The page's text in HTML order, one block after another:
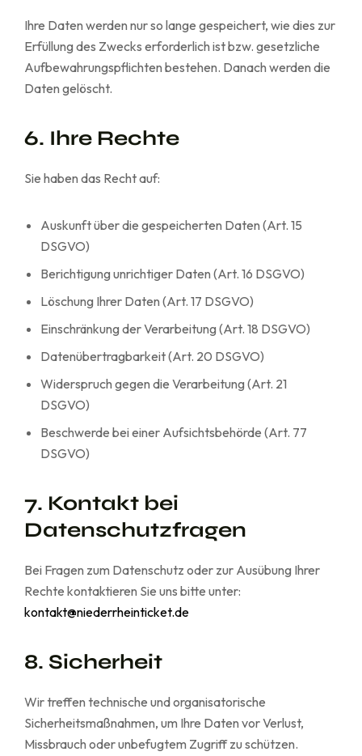
Ihre Daten werden nur so lange gespeichert, wie dies zur
Erfüllung des Zwecks erforderlich ist bzw. gesetzliche
Aufbewahrungspflichten bestehen. Danach werden die
Daten gelöscht.
6. Ihre Rechte
Sie haben das Recht auf:
Auskunft über die gespeicherten Daten (Art. 15
DSGVO)
Berichtigung unrichtiger Daten (Art. 16 DSGVO)
Löschung Ihrer Daten (Art. 17 DSGVO)
Einschränkung der Verarbeitung (Art. 18 DSGVO)
Datenübertragbarkeit (Art. 20 DSGVO)
Widerspruch gegen die Verarbeitung (Art. 21
DSGVO)
Beschwerde bei einer Aufsichtsbehörde (Art. 77
DSGVO)
7. Kontakt bei
Datenschutzfragen
Bei Fragen zum Datenschutz oder zur Ausübung Ihrer
Rechte kontaktieren Sie uns bitte unter:
kontakt@niederrheinticket.de
8. Sicherheit
Wir treffen technische und organisatorische
Sicherheitsmaßnahmen, um Ihre Daten vor Verlust,
Missbrauch oder unbefugtem Zugriff zu schützen.